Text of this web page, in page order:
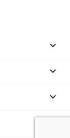


